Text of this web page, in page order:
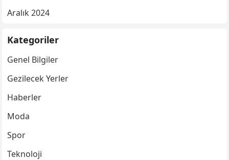
Aralık 2024
Kategoriler
Genel Bilgiler
Gezilecek Yerler
Haberler
Moda
Spor
Teknoloji